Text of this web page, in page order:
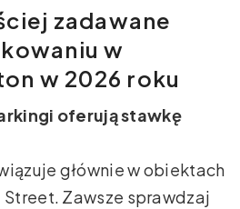
zadawane
w
w 2026 roku
oferują stawkę
głównie w obiektach
Zawsze sprawdzaj